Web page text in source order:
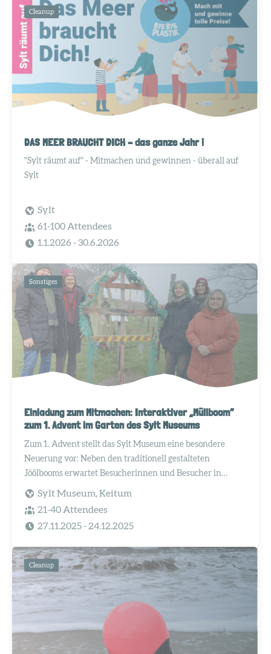
Cleanup
DAS MEER BRAUCHT DICH – das ganze Jahr !
"Sylt räumt auf" - Mitmachen und gewinnen - überall auf
Sylt
Sylt
61-100 Attendees
1.1.2026 - 30.6.2026
Sonstiges
Einladung zum Mitmachen: Interaktiver „Müllboom“
zum 1. Advent im Garten des Sylt Museums
Zum 1. Advent stellt das Sylt Museum eine besondere
Neuerung vor: Neben den traditionell gestalteten
Jöölbooms erwartet Besucherinnen und Besucher in
diesem Jahr ein außergewöhnlicher „Müllboom“. Die
Plastik und der Künstlerin Linn Andresen entstanden und
lädt alle Interessierten ein, selbst aktiv zu werden.
Sylt Museum, Keitum
21-40 Attendees
27.11.2025- 24.12.2025
Cleanup